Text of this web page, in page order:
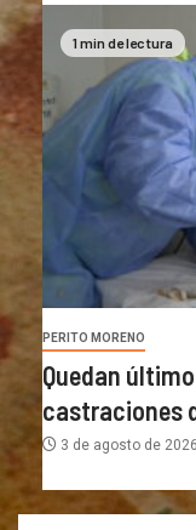
1 min de lectura
PERITO MORENO
Quedan
castraciones
3 de agosto de 2026